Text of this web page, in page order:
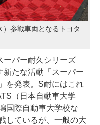
）参戦車両となるトヨタ
パー耐久シリーズ
新たな活動「スーパー
を発表。S耐にはこれ
（日本自動車大学
国際自動車大学校な
しているが、一般の大